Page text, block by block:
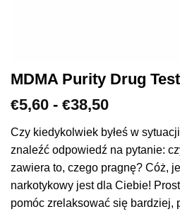
MDMA Purity Drug Test
€5,60 - €38,50Zakres
€5,60
do
€38,50
Czy kiedykolwiek byłeś w
znaleźć odpowiedź na pytanie:
zawiera to, czego pragnę? Cóż,
narkotykowy jest dla Ciebie!
pomóc zrelaksować się bardziej,